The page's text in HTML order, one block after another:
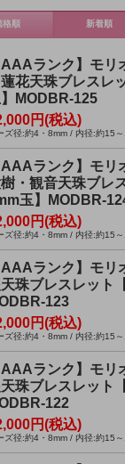
格順 新着順
AAAランク】モリ
花天珠ブレスレ
MODBR-125
円(税込)
ズ径:約4・8mm / 内径:約15
AAAランク】モリ
・観音天珠ブレ
玉】MODBR-
円(税込)
ズ径:約4・8mm / 内径:約15
AAAランク】モリ
珠ブレスレット
123
円(税込)
ズ径:約4・8mm / 内径:約15
AAAランク】モリ
珠ブレスレット
122
円(税込)
ズ径:約4・8mm / 内径:約15